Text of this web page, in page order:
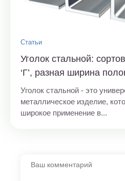
Статьи
Уголок стальной:
‘Г’, разная ширина
Уголок стальной - это
металлическое изделие,
широкое применение в...